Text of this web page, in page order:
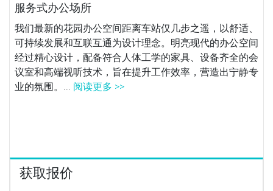
服务式办公场所
我们最新的花园办公空间距离车站仅几步之遥，以舒适、
可持续发展和互联互通为设计理念。明亮现代的办公空间
经过精心设计，配备符合人体工学的家具、设备齐全的会
议室和高端视听技术，旨在提升工作效率，营造出宁静专
业的氛围。... 阅读更多 >>
获取报价